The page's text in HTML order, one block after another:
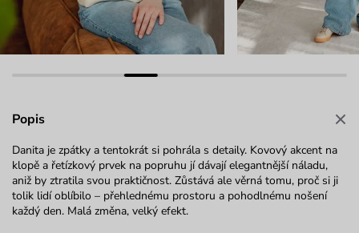
Popis
Danita je zpátky a tentokrát si pohrála s detaily. Kovový akcent na
klopě a řetízkový prvek na popruhu jí dávají elegantnější náladu,
aniž by ztratila svou praktičnost. Zůstává ale věrná tomu, proč si ji
tolik lidí oblíbilo – přehlednému prostoru a pohodlnému nošení
každý den. Malá změna, velký efekt.